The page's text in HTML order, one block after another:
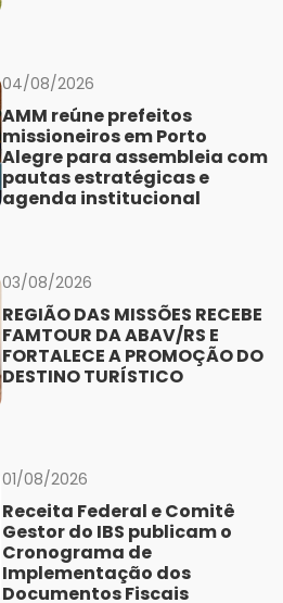
04/08/2026
AMM reúne prefeitos
missioneiros em Porto
Alegre para assembleia com
pautas estratégicas e
agenda institucional
03/08/2026
REGIÃO DAS MISSÕES RECEBE
FAMTOUR DA ABAV/RS E
FORTALECE A PROMOÇÃO DO
DESTINO TURÍSTICO
01/08/2026
Receita Federal e Comitê
Gestor do IBS publicam o
Cronograma de
Implementação dos
Documentos Fiscais